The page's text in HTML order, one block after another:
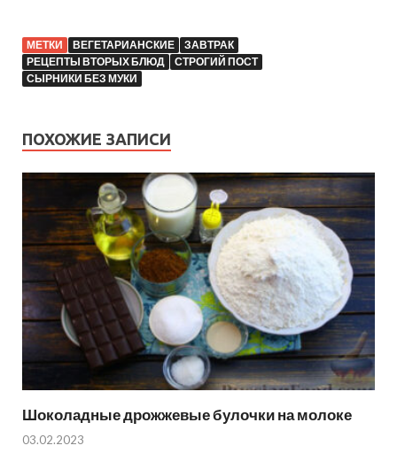
МЕТКИ ВЕГЕТАРИАНСКИЕ
ЗАВТРАК
РЕЦЕПТЫ ВТОРЫХ БЛЮД
СТРОГИЙ ПОСТ
СЫРНИКИ БЕЗ МУКИ
ПОХОЖИЕ ЗАПИСИ
Шоколадные дрожжевые булочки на молоке
03.02.2023